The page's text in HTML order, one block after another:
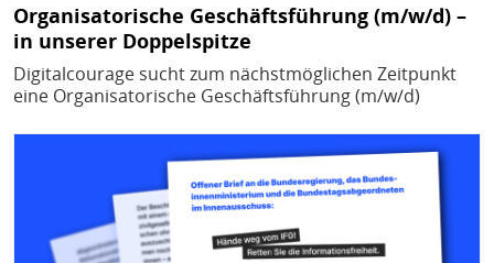
Organisatorische Geschäftsführung (m/w/d) –
in unserer Doppelspitze
Digitalcourage sucht zum nächstmöglichen Zeitpunkt
eine Organisatorische Geschäftsführung (m/w/d)
Bild